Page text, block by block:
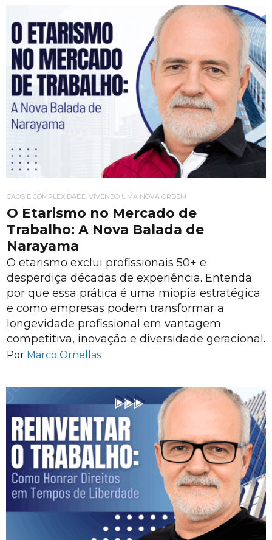
CAOS E COMPLEXIDADE: VIVENDO UMA NOVA ORDEM
O Etarismo no Mercado de
Trabalho: A Nova Balada de
Narayama
O etarismo exclui profissionais 50+ e
desperdiça décadas de experiência. Entenda
por que essa prática é uma miopia estratégica
e como empresas podem transformar a
longevidade profissional em vantagem
competitiva, inovação e diversidade geracional.
Por Marco Ornellas